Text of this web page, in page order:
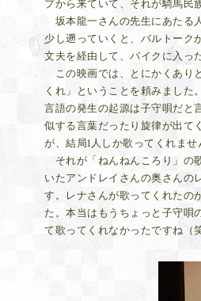
プから来ていて、それが騎馬民
坂本龍一さんの先生にあたる
少し遡っていくと、バルトーク
文夫を経由して、パイクに入っ
この映画では、とにかくあり
くれ」ということを頼みました
言語の発生の起源は子守唄だと
似する言葉だったり旋律が出て
が、結局1人しか歌ってくれませ
それが「ねんねんころり」の
いたアンドレイさんの奥さんの
す。レナさんが歌ってくれたの
た。本当はもうちょっと子守唄
て歌ってくれなかったですね（